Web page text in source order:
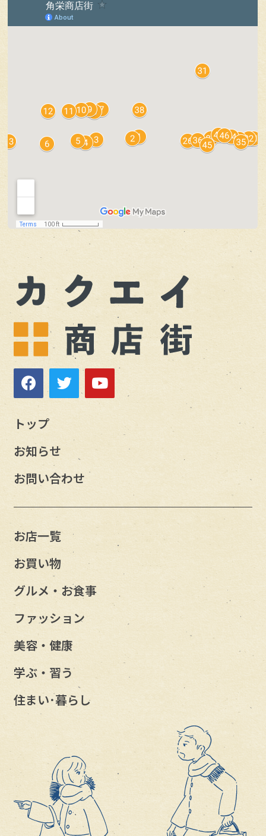
トップ
お知らせ
お問い合わせ
お店一覧
お買い物
グルメ・お食事
ファッション
美容・健康
学ぶ・習う
住まい･暮らし